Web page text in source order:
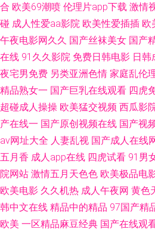
社区视频18 后入黑丝老阿姨 久久青青五月
丝 超碰狠狠草 韩国福利在线 欧美另类极度
91视频免贵观看 另类图综丁香五月 91红杏
一级AV片免费看 A片w影院 黄色WW 色色
叼嘿片 97青青草 韩国无码AV下载 欧美精
视频 欧美日韩瑟瑟 老师机午夜性爱 久
91prom 超碰天天干天天操 欧美在线cn 影
合 欧美69潮喷 伦理片app下载 激情
碰 成人性爱aa影院 欧美性爱插插 欧
午夜电影网久久 国产丝袜美女 国产
在线 91久久影院 免费日韩电影 日韩
夜宅男免费 另类亚洲色情 家庭乱伦
精品熟女一 国产巨乳在线观看 四虎
超碰成人操操 欧美猛交视频 西瓜影
产在线一 国产原创视频在线 国产视
av网址大全 人妻乱视 国产成人在线
五月香 成人app在线 四虎试看 91男
院网站 激情五月天色色 欧美极品电
欧美电影 久久机热 成人午夜网 黄色
韩中文在线 精品中的精品 97国产精
欧美 一区精品麻豆经典 国产在线观